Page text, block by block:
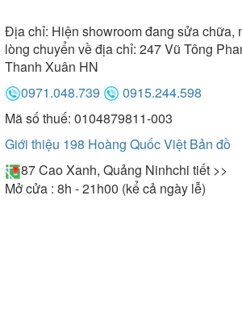
Địa chỉ: Hiện showroom đang sửa chữa,
lòng chuyển về địa chỉ: 247 Vũ Tông
Thanh Xuân HN
0971.048.739
0915.244.598
Mã số thuế: 0104879811-003
Giới thiệu 198 Hoàng Quốc Việt Bản đồ
87 Cao Xanh, Quảng Ninhchi tiết >>
Mở cửa : 8h - 21h00 (kể cả ngày lễ)